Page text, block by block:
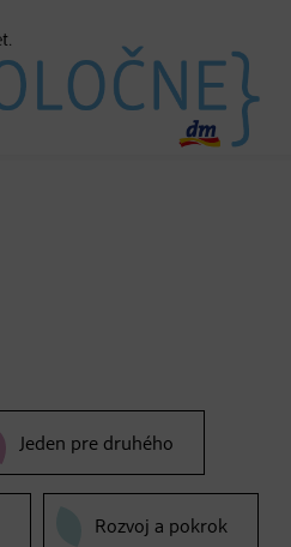
Jeden pre druhého
Rozvoj a pokrok